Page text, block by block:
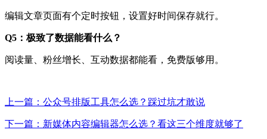
编辑文章页面有个定时按钮，设置好时间保存就行。
Q5：极致了数据能看什么？
阅读量、粉丝增长、互动数据都能看，免费版够用。
上一篇：公众号排版工具怎么选？踩过坑才敢说
下一篇：新媒体内容编辑器怎么选？看这三个维度就够了